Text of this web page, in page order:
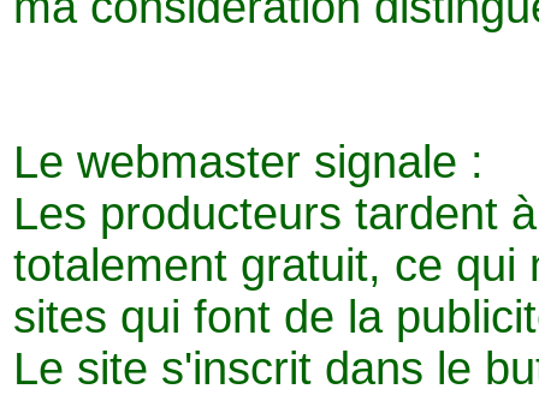
Le webmaster signale :
Les producteurs tardent
totalement gratuit, ce qui
sites qui font de la
Le site s'inscrit dans le